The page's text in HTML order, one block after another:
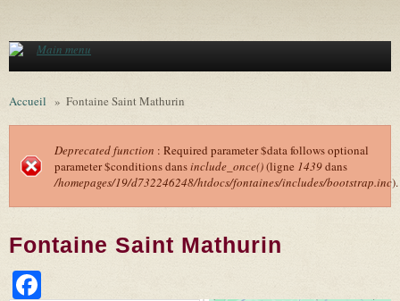
Main menu
Accueil » Fontaine Saint Mathurin
Message d'erreur
Deprecated function : Required parameter $data follows optional
parameter $conditions dansinclude_once()(ligne 1439dans
/homepages/19/d732246248/htdocs/fontaines/includes/bootstrap.inc).
Fontaine Saint Mathurin